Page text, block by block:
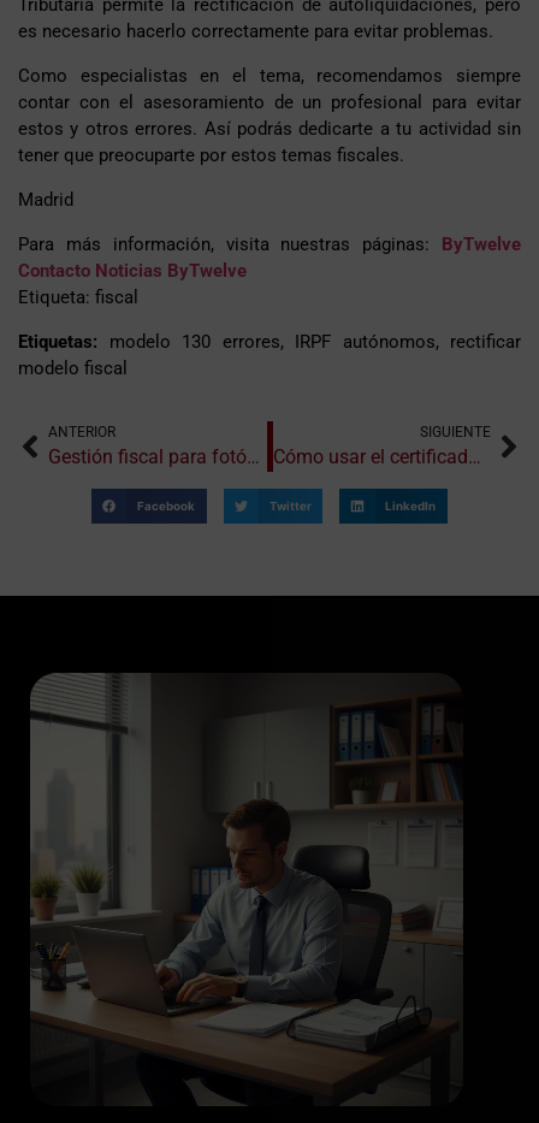
Tributaria permite la rectificación de autoliquidaciones, pero
es necesario hacerlo correctamente para evitar problemas.
Como especialistas en el tema, recomendamos siempre
contar con el asesoramiento de un profesional para evitar
estos y otros errores. Así podrás dedicarte a tu actividad sin
tener que preocuparte por estos temas fiscales.
Madrid
Para más información, visita nuestras páginas:
ByTwelve
Contacto Noticias ByTwelve
Etiqueta: fiscal
Etiquetas: modelo 130 errores, IRPF autónomos, rectificar
modelo fiscal
ANTERIOR
Gestión fiscal para fotógrafos y creadores de contenido
SIGUIENTE
Cómo usar el certificado digital para presentar tus impuestos
Facebook Twitter LinkedIn